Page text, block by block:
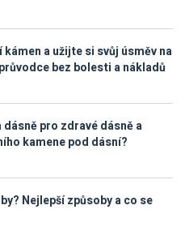
a užijte si svůj úsměv na
bez bolesti a nákladů
dásně pro zdravé dásně a
kamene pod dásní?
Nejlepší způsoby a co se